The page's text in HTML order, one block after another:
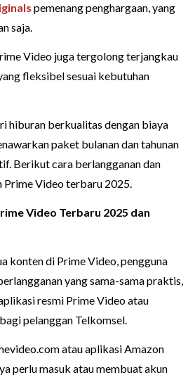
pemenang penghargaan, yang
saja.
Video juga tergolong terjangkau
fleksibel sesuai kebutuhan
hiburan berkualitas dengan biaya
paket bulanan dan tahunan
Berikut cara berlangganan dan
Prime Video terbaru 2025.
Video Terbaru 2025 dan
konten di Prime Video, pengguna
yang sama-sama praktis,
resmi Prime Video atau
pelanggan Telkomsel.
atau aplikasi Amazon
perlu masuk atau membuat akun